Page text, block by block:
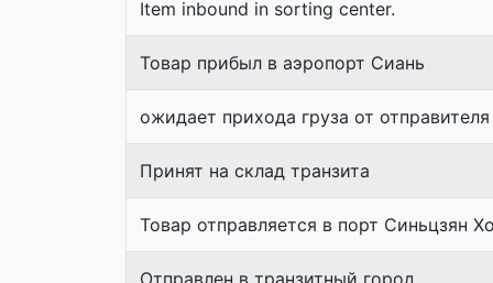
Item inbound in sorting center.
Товар прибыл в аэропорт Сиань
ожидает прихода груза от отправителя
Принят на склад транзита
Товар отправляется в порт Синьцзян
Отправлен в транзитный город